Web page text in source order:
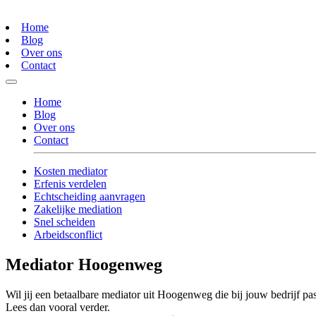
Home
Blog
Over ons
Contact
Home
Blog
Over ons
Contact
Kosten mediator
Erfenis verdelen
Echtscheiding aanvragen
Zakelijke mediation
Snel scheiden
Arbeidsconflict
Mediator Hoogenweg
Wil jij een betaalbare mediator uit Hoogenweg die bij jouw bedrijf
Lees dan vooral verder.